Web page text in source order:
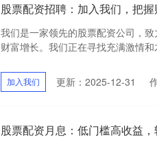
股票配资招聘：加入我们，把
我们是一家领先的股票配资公司，
财富增长。我们正在寻找充满激情
加入我们 更新：2025-12-31
股票配资月息：低门槛高收益